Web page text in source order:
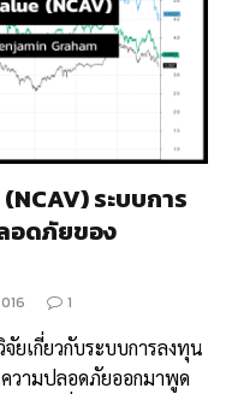
ระบบการ
อดภัยของ
1
ยเกี่ยวกับระบบการลงทุน
ความปลอดภัยออกมาพูด